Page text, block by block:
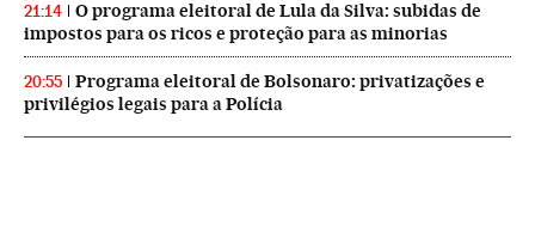
21:14
O programa eleitoral de Lula da Silva: subidas de
impostos para os ricos e proteção para as minorias
20:55
Programa eleitoral de Bolsonaro: privatizações e
privilégios legais para a Polícia